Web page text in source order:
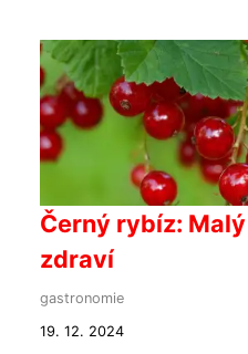
Černý rybíz:
zdraví
gastronomie
19. 12. 2024